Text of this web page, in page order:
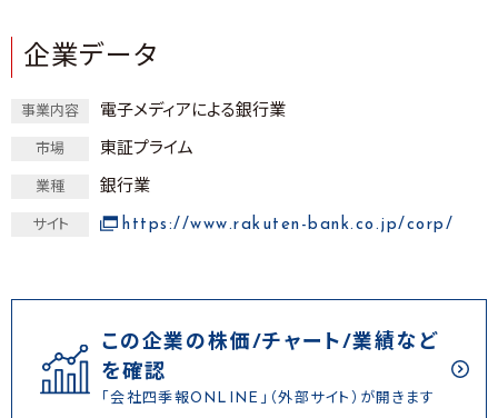
企業データ
事業内容 電子メディアによる銀行業
市場 東証プライム
業種 銀行業
サイト https://www.rakuten-bank.co.jp/corp/
この企業の株価/チャート/業績など
を確認
「会社四季報ONLINE」（外部サイト）が開きます